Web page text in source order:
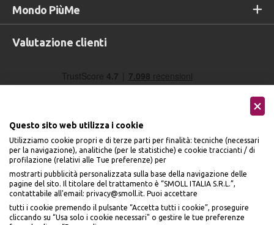
Mondo PiùMe
Valutazione clienti
Seguici sui social
Questo sito web utilizza i cookie
Utilizziamo cookie propri e di terze parti per finalità: tecniche (necessari
per la navigazione), analitiche (per le statistiche) e cookie traccianti / di
profilazione (relativi alle Tue preferenze) per
mostrarti pubblicità personalizzata sulla base della navigazione delle
pagine del sito. Il titolare del trattamento è “SMOLL ITALIA S.R.L.”,
contattabile all'email: privacy@smoll.it. Puoi accettare
tutti i cookie premendo il pulsante “Accetta tutti i cookie”, proseguire
cliccando su “Usa solo i cookie necessari" o gestire le tue preferenze